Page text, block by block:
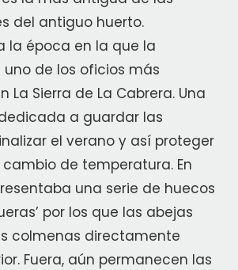
del antiguo huerto.
la época en la que la
de los oficios más
La Sierra de La Cabrera. Una
a guardar las
el verano y así proteger
de temperatura. En
una serie de huecos
por los que las abejas
colmenas directamente
Fuera, aún permanecen las